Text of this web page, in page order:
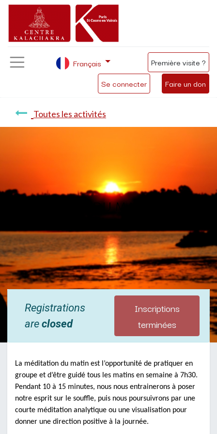
Se connecter Faire un don
Français Première visite ?
Toutes les activités
Méditation du matin
Registrations
areclosed
Inscriptions
terminées
La méditation du matin est l’opportunité de pratiquer en
groupe et d’être guidé tous les matins en semaine à 7h30.
Pendant 10 à 15 minutes, nous nous entrainerons à poser
notre esprit sur le souffle, puis nous poursuivrons par une
courte méditation analytique ou une visualisation pour
donner une direction positive à la journée.